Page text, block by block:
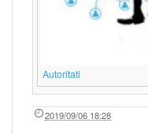
Autoritati
2019/09/06 18:28